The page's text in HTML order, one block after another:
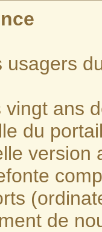
usagers
vingt ans
du
version
de